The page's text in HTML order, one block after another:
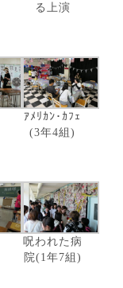
る上演
ｱﾒﾘｶﾝ･ｶﾌｪ
(3年4組)
呪われた病
院(1年7組)